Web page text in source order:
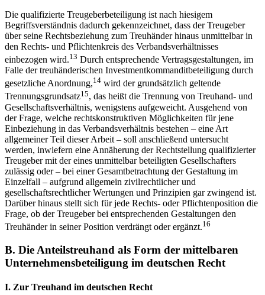
Die qualifizierte Treugeberbeteiligung ist nach hiesigem
Begriffsverständnis dadurch gekennzeichnet, dass der Treugeber
über seine Rechtsbeziehung zum Treuhänder hinaus unmittelbar in
den Rechts- und Pflichtenkreis des Verbandsverhältnisses
einbezogen wird.13 Durch entsprechende Vertragsgestaltungen, im
Falle der treuhänderischen Investmentkommanditbeteiligung durch
gesetzliche Anordnung,14 wird der grundsätzlich geltende
Trennungsgrundsatz15, das heißt die Trennung von Treuhand- und
Gesellschaftsverhältnis, wenigstens aufgeweicht. Ausgehend von
der Frage, welche rechtskonstruktiven Möglichkeiten für jene
Einbeziehung in das Verbandsverhältnis bestehen – eine Art
allgemeiner Teil dieser Arbeit – soll anschließend untersucht
werden, inwiefern eine Annäherung der Rechtstellung qualifizierter
Treugeber mit der eines unmittelbar beteiligten Gesellschafters
zulässig oder – bei einer Gesamtbetrachtung der Gestaltung im
Einzelfall – aufgrund allgemein zivilrechtlicher und
gesellschaftsrechtlicher Wertungen und Prinzipien gar zwingend ist.
Darüber hinaus stellt sich für jede Rechts- oder Pflichtenposition die
Frage, ob der Treugeber bei entsprechenden Gestaltungen den
Treuhänder in seiner Position verdrängt oder ergänzt.16
B. Die Anteilstreuhand als Form der mittelbaren
Unternehmensbeteiligung im deutschen Recht
I. Zur Treuhand im deutschen Recht